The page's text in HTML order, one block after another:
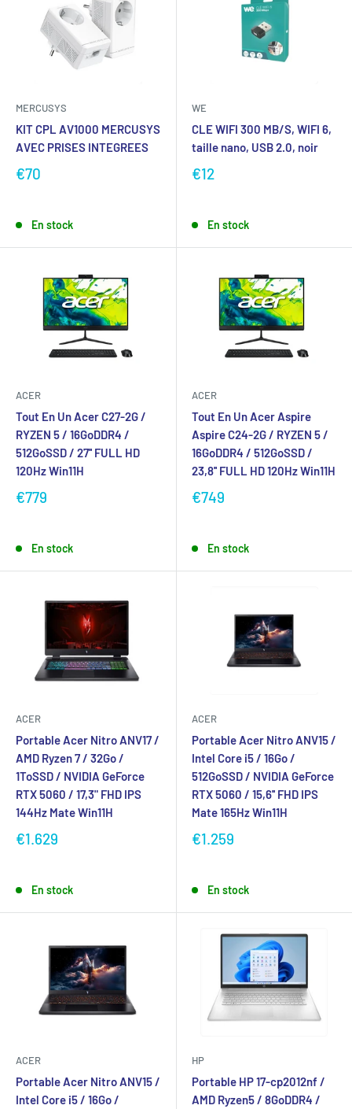
MERCUSYS
KIT CPL AV1000 MERCUSYS
AVEC PRISES INTEGREES
€70
En stock
WE
CLE WIFI 300 MB/S, WIFI 6,
taille nano, USB 2.0, noir
€12
En stock
ACER
Tout En Un Acer C27-2G /
RYZEN 5 / 16GoDDR4 /
512GoSSD / 27'' FULL HD
120Hz Win11H
€779
En stock
ACER
Tout En Un Acer Aspire
Aspire C24-2G / RYZEN 5 /
16GoDDR4 / 512GoSSD /
23,8'' FULL HD 120Hz Win11H
€749
En stock
ACER
Portable Acer Nitro ANV17 /
AMD Ryzen 7 / 32Go /
1ToSSD / NVIDIA GeForce
RTX 5060 / 17,3" FHD IPS
144Hz Mate Win11H
€1.629
En stock
ACER
Portable Acer Nitro ANV15 /
Intel Core i5 / 16Go /
512GoSSD / NVIDIA GeForce
RTX 5060 / 15,6'' FHD IPS
Mate 165Hz Win11H
€1.259
En stock
ACER
Portable Acer Nitro ANV15 /
Intel Core i5 / 16Go /
HP
Portable HP 17-cp2012nf /
AMD Ryzen5 / 8GoDDR4 /